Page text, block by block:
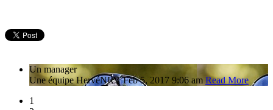
Un manager
Une équipe HervéNRV Feb 5, 2017 9:06 amRead More
1